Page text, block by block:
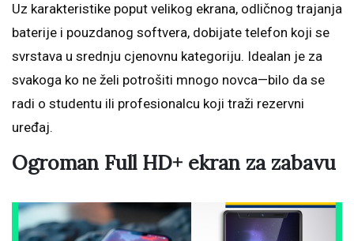
Uz karakteristike poput velikog ekrana, odličnog trajanja
baterije i pouzdanog softvera, dobijate telefon koji se
svrstava u srednju cjenovnu kategoriju. Idealan je za
svakoga ko ne želi potrošiti mnogo novca—bilo da se
radi o studentu ili profesionalcu koji traži rezervni
uređaj.
Ogroman Full HD+ ekran za zabavu